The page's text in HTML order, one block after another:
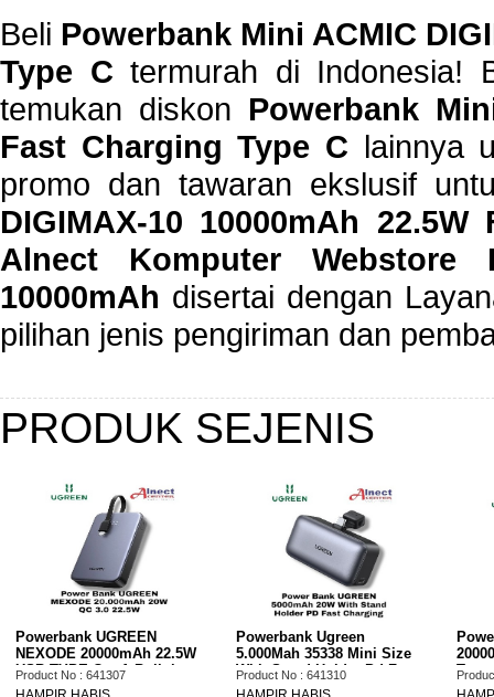
Beli Powerbank Mini ACMIC
Type C termurah di Indonesia!
temukan diskon Powerbank
Fast Charging Type C lainnya
promo dan tawaran ekslusif
DIGIMAX-10 10000mAh
Alnect Komputer Webstore
10000mAh disertai dengan
pilihan jenis pengiriman dan
PRODUK SEJENIS
Powerbank Ugreen
5.000Mah 35338 Mini Size
With Stand Holder Pd Fast
Charging
Product No : 641310
Powerbank UGREEN
20000mah Built-in Cable
Type C Fast Charging 145W
165W Max (55992B)
Product No : 641311